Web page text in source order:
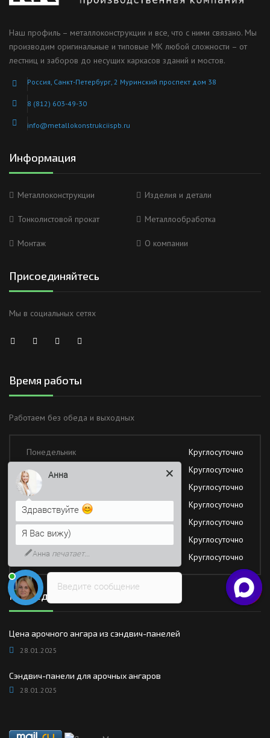
Наш профиль – металлоконструкции и все, что с ними связано. Мы
производим оригинальные и типовые МК любой сложности – от
лестниц и заборов до несущих каркасов зданий и мостов.
Россия, Санкт-Петербург, 2 Муринский проспект дом 38
8 (812) 603-49-30
info@metallokonstrukciispb.ru
Информация
Металлоконструкции Изделия и детали
Тонколистовой прокат Металлообработка
Монтаж О компании
Присоединяйтесь
Мы в социальных сетях
Время работы
Работаем без обеда и выходных
Понедельник
Круглосуточно
Вторник
Круглосуточно
Среда
Круглосуточно
Четверг
Круглосуточно
Пятница
Круглосуточно
Суббота
Круглосуточно
Воскресение
Круглосуточно
Последние новости
Цена арочного ангара из сэндвич-панелей
28.01.2025
Сэндвич-панели для арочных ангаров
28.01.2025
Введите сообщение
Анна
Здравствуйте
Я Вас вижу)
Анна печатает...